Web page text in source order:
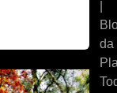
da